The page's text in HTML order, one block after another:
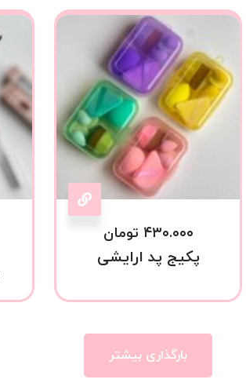
۴۳۰.۰۰۰ تومان
پکیج پد ارایشی
بارگذاری بیشتر